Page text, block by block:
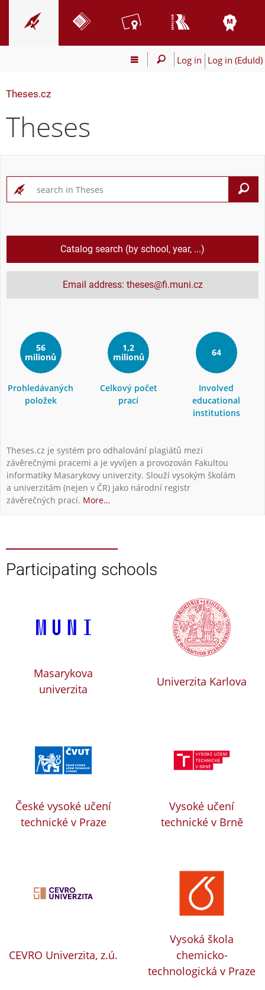
Log in Log in (EduId)
Theses.cz
Theses
Catalog search (by school, year, ...)
Email address: theses@fi.muni.cz
56
milionů
Prohledávaných
položek
1,2
milionů
Celkový počet
prací
64
Involved
educational
institutions
Theses.cz je systém pro odhalování plagiátů mezi
závěrečnými pracemi a je vyvíjen a provozován Fakultou
informatiky Masarykovy univerzity. Slouží vysokým školám
a univerzitám (nejen v ČR) jako národní registr
závěrečných prací. More…
Participating schools
Masarykova
univerzita
Univerzita Karlova
České vysoké učení
technické v Praze
Vysoké učení
technické v Brně
CEVRO Univerzita, z.ú.
Vysoká škola
chemicko-
technologická v Praze